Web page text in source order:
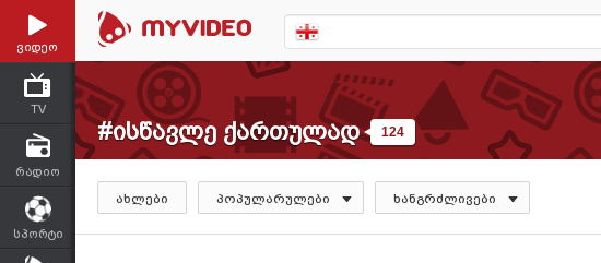
ვიდეო
TV
რადიო
სპორტი
#ისწავლე ქართულად 124
ახლები პოპულარულები ხანგრძლივები